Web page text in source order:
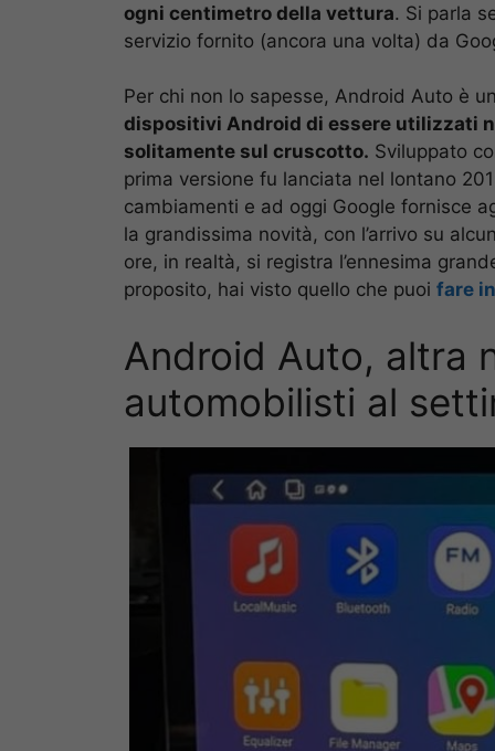
ogni centimetro della vettura. Si parla
servizio fornito (ancora una volta) da
Per chi non lo sapesse, Android Auto è
dispositivi Android di essere utilizzati
solitamente sul cruscotto. Sviluppato
prima versione fu lanciata nel lontano
cambiamenti e ad oggi Google fornisce
la grandissima novità, con l’arrivo su
ore, in realtà, si registra l’ennesima
proposito, hai visto quello che puoi fare
Android Auto, altra
automobilisti al